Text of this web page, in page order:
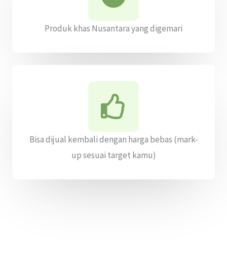
Produk khas Nusantara yang digemari
Bisa dijual kembali dengan harga bebas (mark-
up sesuai target kamu)